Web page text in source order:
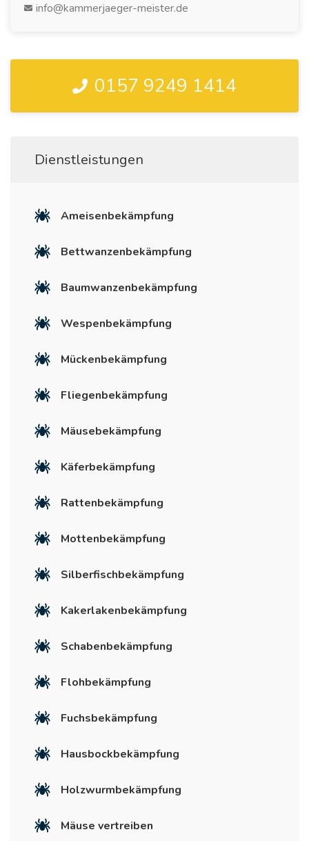
info@kammerjaeger-meister.de
0157 9249 1414
Dienstleistungen
Ameisenbekämpfung
Bettwanzenbekämpfung
Baumwanzenbekämpfung
Wespenbekämpfung
Mückenbekämpfung
Fliegenbekämpfung
Mäusebekämpfung
Käferbekämpfung
Rattenbekämpfung
Mottenbekämpfung
Silberfischbekämpfung
Kakerlakenbekämpfung
Schabenbekämpfung
Flohbekämpfung
Fuchsbekämpfung
Hausbockbekämpfung
Holzwurmbekämpfung
Mäuse vertreiben